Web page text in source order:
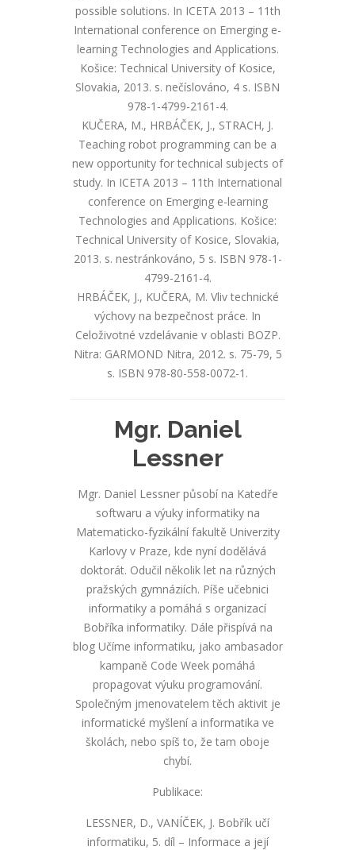
possible solutions. In ICETA 2013 – 11th
International conference on Emerging e-
learning Technologies and Applications.
Košice: Technical University of Kosice,
Slovakia, 2013. s. nečíslováno, 4 s. ISBN
978-1-4799-2161-4.
KUČERA, M., HRBÁČEK, J., STRACH, J.
Teaching robot programming can be a
new opportunity for technical subjects of
study. In ICETA 2013 – 11th International
conference on Emerging e-learning
Technologies and Applications. Košice:
Technical University of Kosice, Slovakia,
2013. s. nestránkováno, 5 s. ISBN 978-1-
4799-2161-4.
HRBÁČEK, J., KUČERA, M. Vliv technické
výchovy na bezpečnost práce. In
Celoživotné vzdelávanie v oblasti BOZP.
Nitra: GARMOND Nitra, 2012. s. 75-79, 5
s. ISBN 978-80-558-0072-1.
Mgr. Daniel
Lessner
Mgr. Daniel Lessner působí na Katedře
softwaru a výuky informatiky na
Matematicko-fyzikální fakultě Univerzity
Karlovy v Praze, kde nyní dodělává
doktorát. Odučil několik let na různých
pražských gymnáziích. Píše učebnici
informatiky a pomáhá s organizací
Bobříka informatiky. Dále přispívá na
blog Učíme informatiku, jako ambasador
kampaně Code Week pomáhá
propagovat výuku programování.
Společným jmenovatelem těch aktivit je
informatické myšlení a informatika ve
školách, nebo spíš to, že tam oboje
chybí.
Publikace:
LESSNER, D., VANÍČEK, J. Bobřík učí
informatiku, 5. díl – Informace a její